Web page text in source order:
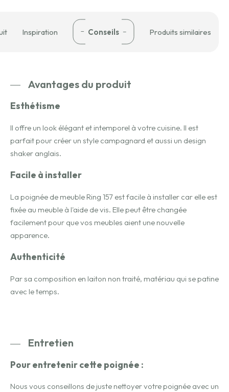
Inspiration Conseils Produits similaires
Avantages du produit
Esthétisme
Il offre un look élégant et intemporel à votre cuisine. Il est
parfait pour créer un style campagnard et aussi un design
shaker anglais.
Facile à installer
La poignée de meuble Ring 157 est facile à installer car elle est
fixée au meuble à l'aide de vis. Elle peut être changée
facilement pour que vos meubles aient une nouvelle
apparence.
Authenticité
Par sa composition en laiton non traité, matériau qui se patine
avec le temps.
Entretien
Pour entretenir cette poignée :
Nous vous conseillons de juste nettoyer votre poignée avec un